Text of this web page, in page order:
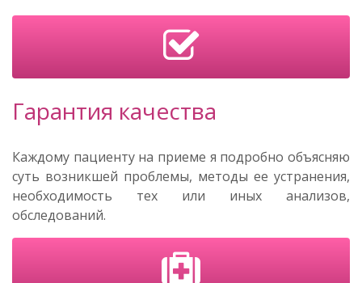
Гарантия качества
Каждому пациенту на приеме я подробно объясняю
суть возникшей проблемы, методы ее устранения,
необходимость тех или иных анализов,
обследований.